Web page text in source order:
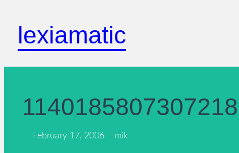
content
lexiamatic
February 17, 2006 mik